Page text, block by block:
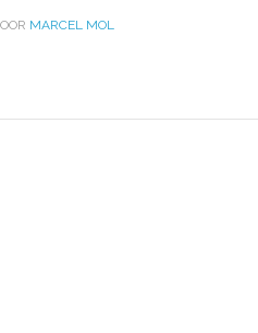
MARCEL MOL